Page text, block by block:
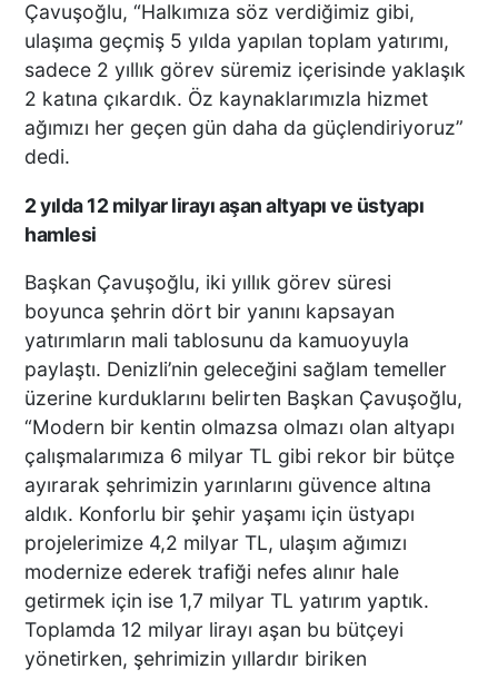
Çavuşoğlu, “Halkımıza söz verdiğimiz gibi,
ulaşıma geçmiş 5 yılda yapılan toplam yatırımı,
sadece 2 yıllık görev süremiz içerisinde yaklaşık
2 katına çıkardık. Öz kaynaklarımızla hizmet
ağımızı her geçen gün daha da güçlendiriyoruz”
dedi.
2 yılda 12 milyar lirayı aşan altyapı ve üstyapı
hamlesi
Başkan Çavuşoğlu, iki yıllık görev süresi
boyunca şehrin dört bir yanını kapsayan
yatırımların mali tablosunu da kamuoyuyla
paylaştı. Denizli’nin geleceğini sağlam temeller
üzerine kurduklarını belirten Başkan Çavuşoğlu,
“Modern bir kentin olmazsa olmazı olan altyapı
çalışmalarımıza 6 milyar TL gibi rekor bir bütçe
ayırarak şehrimizin yarınlarını güvence altına
aldık. Konforlu bir şehir yaşamı için üstyapı
projelerimize 4,2 milyar TL, ulaşım ağımızı
modernize ederek trafiği nefes alınır hale
getirmek için ise 1,7 milyar TL yatırım yaptık.
Toplamda 12 milyar lirayı aşan bu bütçeyi
yönetirken, şehrimizin yıllardır biriken